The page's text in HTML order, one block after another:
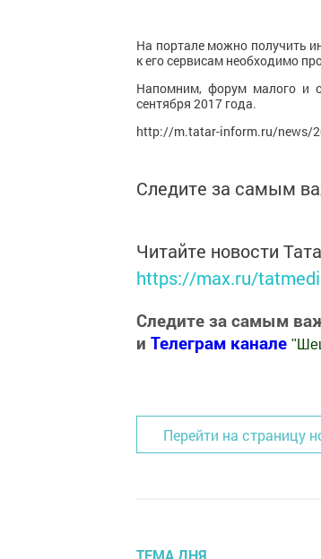
На портале можно получить
к его сервисам необходимо
Напомним, форум малого и
сентября 2017 года.
http://m.tatar-inform.ru/news/
Следите за самым
Читайте новости
https://max.ru/
Следите за самым
и Телеграм канале "
Перейти на страницу